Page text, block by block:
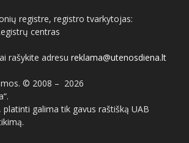
registre, registro tvarkytojas:
centras
rašykite adresu reklama@utenosdiena.lt
© 2008 – 2026
galima tik gavus raštišką UAB